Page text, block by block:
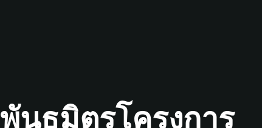
พันธมิตรโครงการ